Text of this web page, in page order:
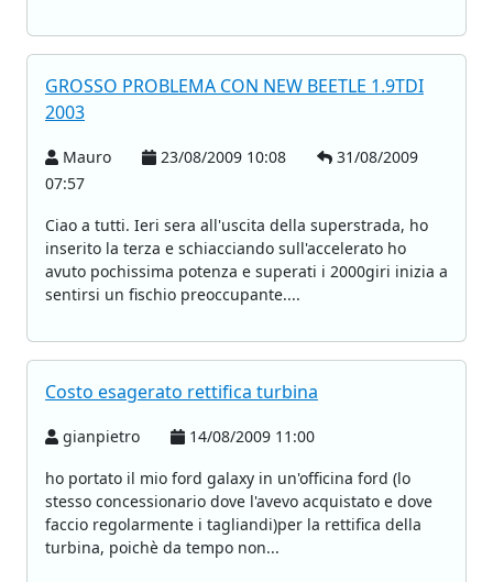
GROSSO PROBLEMA CON NEW BEETLE 1.9TDI
2003
Mauro 23/08/2009 10:08
31/08/2009
07:57
Ciao a tutti. Ieri sera all'uscita della superstrada, ho
inserito la terza e schiacciando sull'accelerato ho
avuto pochissima potenza e superati i 2000giri inizia a
sentirsi un fischio preoccupante....
Costo esagerato rettifica turbina
gianpietro
14/08/2009 11:00
ho portato il mio ford galaxy in un'officina ford (lo
stesso concessionario dove l'avevo acquistato e dove
faccio regolarmente i tagliandi)per la rettifica della
turbina, poichè da tempo non...